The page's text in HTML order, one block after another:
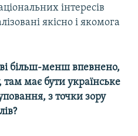
інтересів
якісно і якомога
більш-менш впевнено,
має бути українське
з точки зору